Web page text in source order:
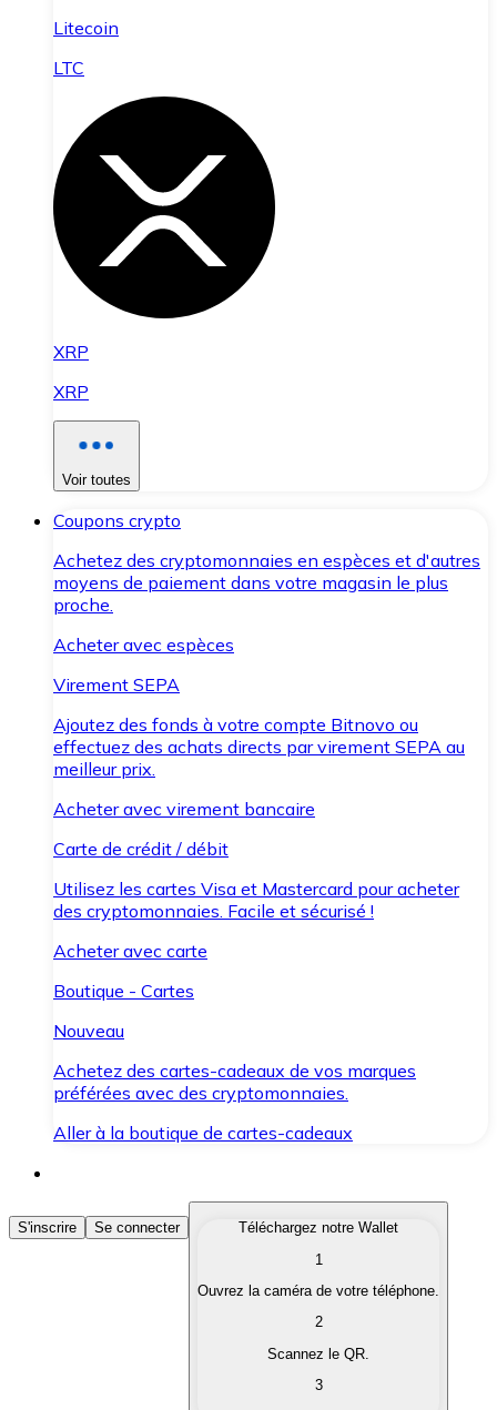
Litecoin
LTC
XRP
XRP
Voir toutes
Coupons crypto
Achetez des cryptomonnaies en espèces et d'autres
moyens de paiement dans votre magasin le plus
proche.
Acheter avec espèces
Virement SEPA
Ajoutez des fonds à votre compte Bitnovo ou
effectuez des achats directs par virement SEPA au
meilleur prix.
Acheter avec virement bancaire
Carte de crédit / débit
Utilisez les cartes Visa et Mastercard pour acheter
des cryptomonnaies. Facile et sécurisé !
Acheter avec carte
Boutique - Cartes
Nouveau
Achetez des cartes-cadeaux de vos marques
préférées avec des cryptomonnaies.
Aller à la boutique de cartes-cadeaux
Acheter des Cryptomonnaies
Achetez les cryptomonnaies qui vous intéressent
Convertissez vos cryptomonnaies en monnaie
S'inscrire Se connecter
Téléchargez notre Wallet
1
Ouvrez la caméra de votre téléphone.
2
Scannez le QR.
3